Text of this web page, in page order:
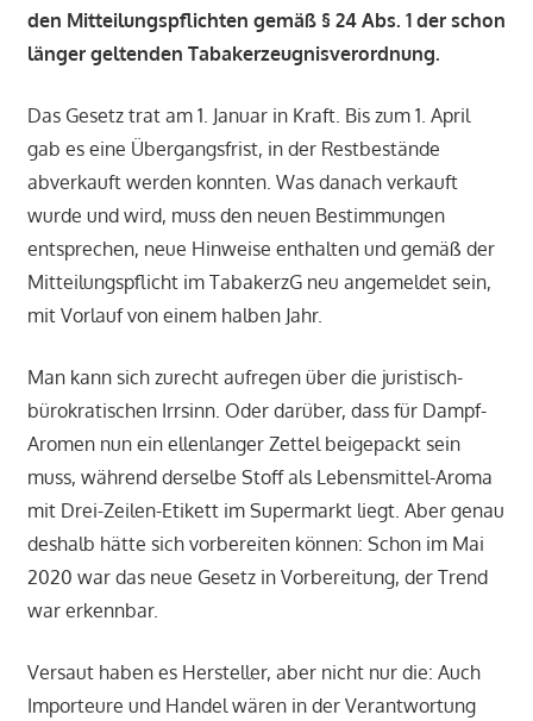
den Mitteilungspflichten gemäß § 24 Abs. 1 der schon
länger geltenden Tabakerzeugnisverordnung.
Das Gesetz trat am 1. Januar in Kraft. Bis zum 1. April
gab es eine Übergangsfrist, in der Restbestände
abverkauft werden konnten. Was danach verkauft
wurde und wird, muss den neuen Bestimmungen
entsprechen, neue Hinweise enthalten und gemäß der
Mitteilungspflicht im TabakerzG neu angemeldet sein,
mit Vorlauf von einem halben Jahr.
Man kann sich zurecht aufregen über die juristisch-
bürokratischen Irrsinn. Oder darüber, dass für Dampf-
Aromen nun ein ellenlanger Zettel beigepackt sein
muss, während derselbe Stoff als Lebensmittel-Aroma
mit Drei-Zeilen-Etikett im Supermarkt liegt. Aber genau
deshalb hätte sich vorbereiten können: Schon im Mai
2020 war das neue Gesetz in Vorbereitung, der Trend
war erkennbar.
Versaut haben es Hersteller, aber nicht nur die: Auch
Importeure und Handel wären in der Verantwortung